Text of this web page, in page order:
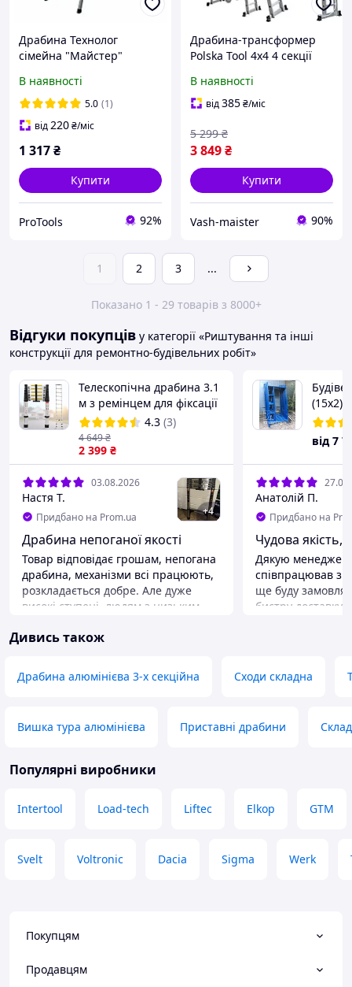
Драбина Технолог
сімейна "Майстер"
В наявності
5.0 (1)
від220₴/міс
1 317₴
Купити
ProTools 92%
Драбина-трансформер
Polska Tool 4x4 4 секції
сходинок висотою 4.6 м
В наявності
від385₴/міс
3 849₴
5 299 ₴
Купити
Vash-maister 90%
1 2 3 ...
Показано 1 - 29 товарів з 8000+
Відгуки покупців у категорії «Риштування та інші
конструкції для ремонтно-будівельних робіт»
Телескопічна драбина 3.1
м з ремінцем для фіксації
та перенесення
4.3 (3)
2 399 ₴
4 649₴
03.08.2026
Настя Т.
Придбано на Prom.ua +4
Драбина непоганої якості
Товар відповідає грошам, непогана
драбина, механізми всі працюють,
розкладається добре. Але дуже
високі ступені, людям з низьким
Метал дешевий але наче витримує
Прийшла з дефектом зверху,
помʼятий метал. На роботу не
Переваги
Ціна
Дефект
(15х2).
від 7
Анатолій П.
Придбано на
Чудова
Дякую
співпрацював
ще буду
бистру доставку
Недоліків пока
Дивись також
Драбина алюмінієва 3-х секційна Сходи складна
Вишка тура алюмінієва Приставні драбини
Популярні виробники
Intertool Load-tech Liftec Elkop GTM
Svelt Voltronic Dacia Sigma Werk
Покупцям
Продавцям